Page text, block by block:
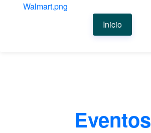
Walmart.png
Inicio
Eventos